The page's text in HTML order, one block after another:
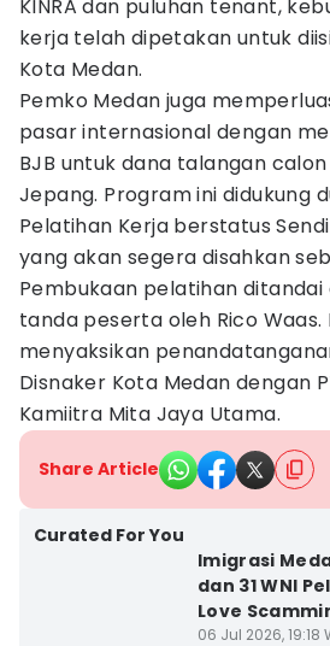
KINRA dan puluhan tenant,
kerja telah dipetakan untuk
Kota Medan.
Pemko Medan juga
pasar internasional dengan
BJB untuk dana talangan
Jepang. Program ini didukung
Pelatihan Kerja berstatus
yang akan segera disahkan
Pembukaan pelatihan
tanda peserta oleh Rico Waas.
menyaksikan
Disnaker Kota Medan dengan
Kamiitra Mita Jaya Utama.
Share Article
Curated For You
Imigrasi
dan 31 WNI
Love
06 Jul 2026, 19:18